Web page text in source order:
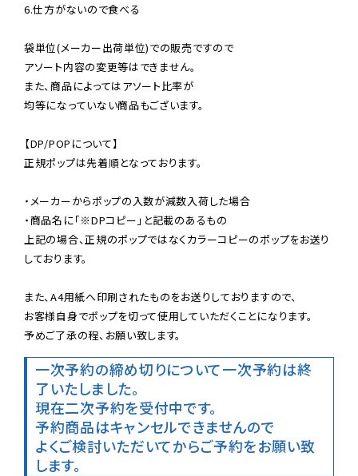
6.仕方がないので食べる
袋単位(メーカー出荷単位)での販売ですので
アソート内容の変更等はできません。
また、商品によってはアソート比率が
均等になっていない商品もございます。
【DP/POPについて】
正規ポップは先着順となっております。
・メーカーからポップの入数が減数入荷した場合
・商品名に「※DPコピー」と記載のあるもの
上記の場合、正規のポップではなくカラーコピーのポップをお送り
しております。
また、A4用紙へ印刷されたものをお送りしておりますので、
お客様自身でポップを切って使用していただくことになります。
予めご了承の程、お願い致します。
一次予約の締め切りについて一次予約は終
了いたしました。
現在二次予約を受付中です。
予約商品はキャンセルできませんので
よくご検討いただいてからご予約をお願い致
します。